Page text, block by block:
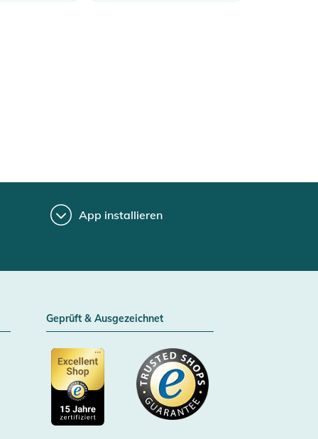
App installieren
Geprüft & Ausgezeichnet